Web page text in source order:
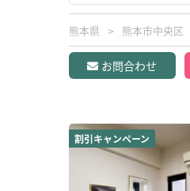
熊本県 熊本市中央区
お問合わせ
割引キャンペーン